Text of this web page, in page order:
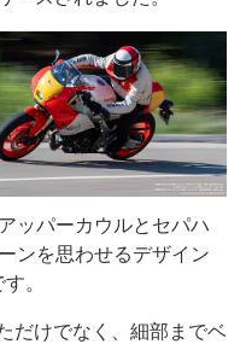
ッパーカウルとセパハ
ンを思わせるデザイン
。
だけでなく、細部までベ